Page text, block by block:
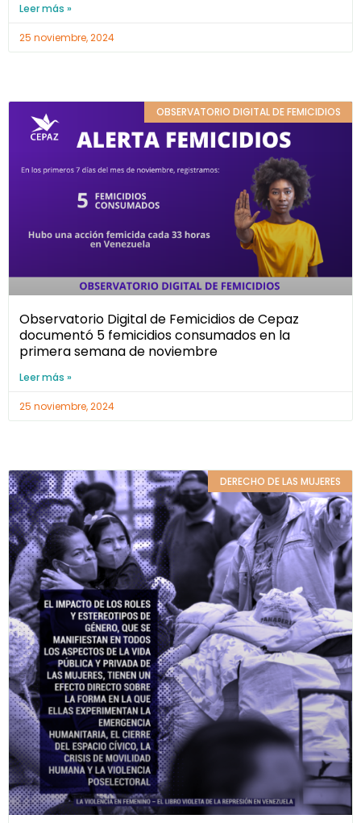
Leer más »
25 noviembre, 2024
OBSERVATORIO DIGITAL DE FEMICIDIOS
Observatorio Digital de Femicidios de Cepaz
documentó 5 femicidios consumados en la
primera semana de noviembre
Leer más »
25 noviembre, 2024
DERECHO DE LAS MUJERES